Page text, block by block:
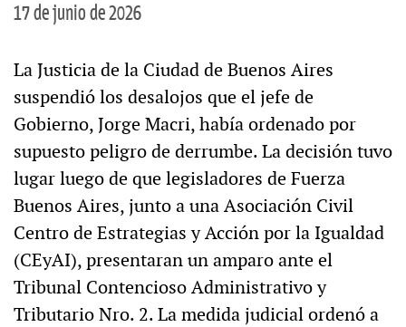
17 de junio de 2026
La Justicia de la Ciudad de Buenos Aires
suspendió los desalojos que el jefe de
Gobierno, Jorge Macri, había ordenado por
supuesto peligro de derrumbe. La decisión tuvo
lugar luego de que legisladores de Fuerza
Buenos Aires, junto a una Asociación Civil
Centro de Estrategias y Acción por la Igualdad
(CEyAI), presentaran un amparo ante el
Tribunal Contencioso Administrativo y
Tributario Nro. 2. La medida judicial ordenó a